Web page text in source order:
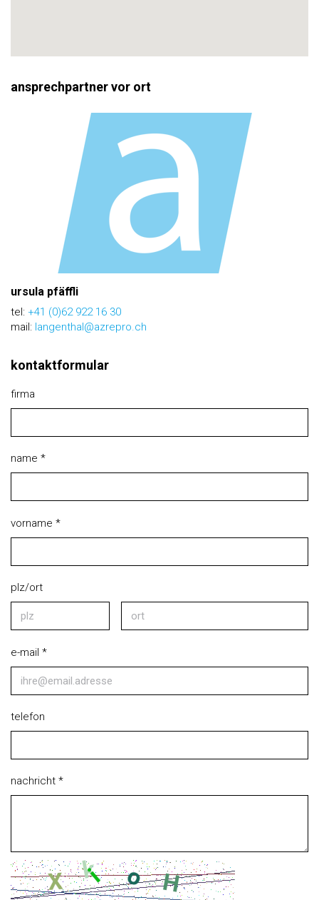
ansprechpartner vor ort
ursula pfäffli
tel: +41 (0)62 922 16 30
mail: langenthal@azrepro.ch
kontaktformular
firma
name *
vorname *
plz/ort
e-mail *
telefon
nachricht *